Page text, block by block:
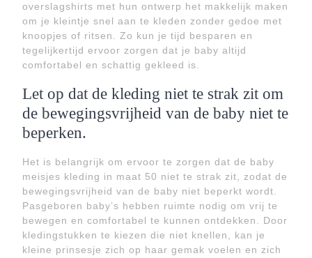
overslagshirts met hun ontwerp het makkelijk maken
om je kleintje snel aan te kleden zonder gedoe met
knoopjes of ritsen. Zo kun je tijd besparen en
tegelijkertijd ervoor zorgen dat je baby altijd
comfortabel en schattig gekleed is.
Let op dat de kleding niet te strak zit om
de bewegingsvrijheid van de baby niet te
beperken.
Het is belangrijk om ervoor te zorgen dat de baby
meisjes kleding in maat 50 niet te strak zit, zodat de
bewegingsvrijheid van de baby niet beperkt wordt.
Pasgeboren baby’s hebben ruimte nodig om vrij te
bewegen en comfortabel te kunnen ontdekken. Door
kledingstukken te kiezen die niet knellen, kan je
kleine prinsesje zich op haar gemak voelen en zich